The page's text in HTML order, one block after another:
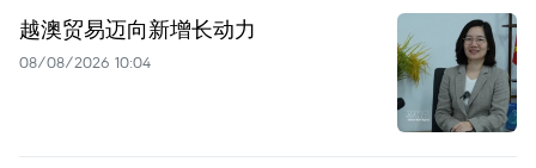
越澳贸易迈向新增长动力
08/08/2026 10:04